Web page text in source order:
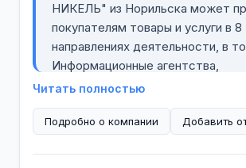
НИКЕЛЬ" из Норильска может
покупателям товары и услуги в 8
направлениях деятельности, в
Информационные агентства,
Металлургические предприятия,
Расположена по адресу пл.
Читать полностью
Подробно о компании Добавить